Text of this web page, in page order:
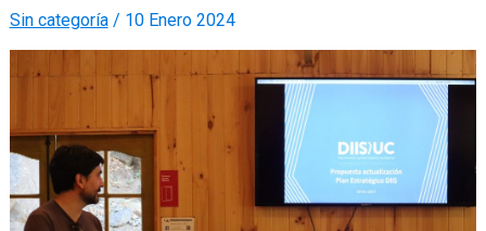
Sin categoría/ 10 Enero 2024